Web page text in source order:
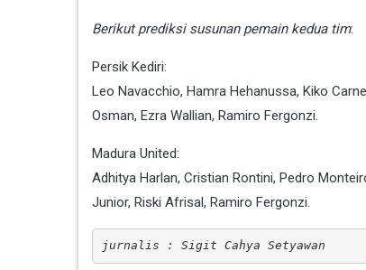
Berikut prediksi susunan pemain kedua tim:
Persik Kediri:
Leo Navacchio, Hamra Hehanussa, Kiko
Osman, Ezra Wallian, Ramiro Fergonzi.
Madura United:
Adhitya Harlan, Cristian Rontini, Pedro
Junior, Riski Afrisal, Ramiro Fergonzi.
jurnalis : Sigit Cahya Setyawan